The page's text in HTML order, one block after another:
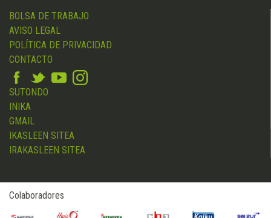
BOLSA DE TRABAJO
AVISO LEGAL
POLÍTICA DE PRIVACIDAD
CONTACTO
SUTONDO
INIKA
GMAIL
IKASLEEN SITEA
IRAKASLEEN SITEA
Colaboradores